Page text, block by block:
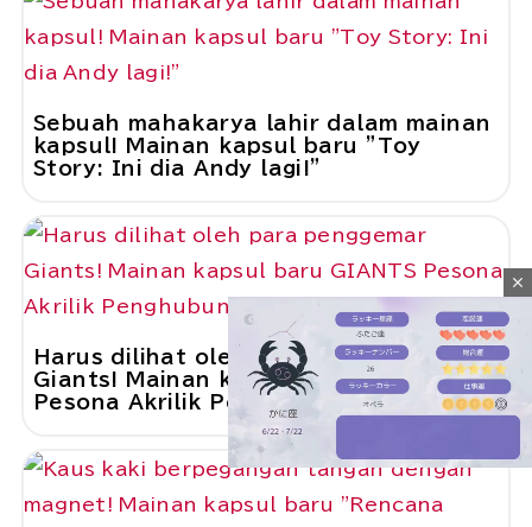
close
Sebuah mahakarya lahir dalam mainan
kapsul! Mainan kapsul baru "Toy
Story: Ini dia Andy lagi!"
Harus dilihat oleh para penggemar
Giants! Mainan kapsul baru GIANTS
Pesona Akrilik Penghubung